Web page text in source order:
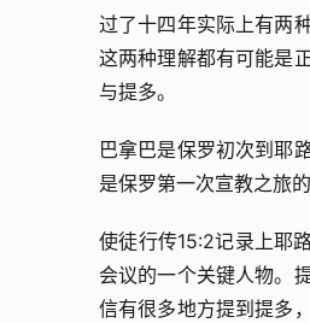
过了十四年实际上有两
这两种理解都有可能是
与提多。
巴拿巴是保罗初次到耶
是保罗第一次宣教之旅
使徒行传15:2记录上耶
会议的一个关键人物。
信有很多地方提到提多